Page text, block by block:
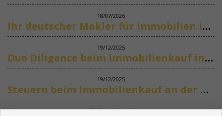
18/07/2026
Ihr deutscher Makler für Immobilien in Marbella
19/12/2025
Due Diligence beim Immobilienkauf in Spanien
19/12/2025
Steuern beim Immobilienkauf an der Costa del Sol
Siehe mehr